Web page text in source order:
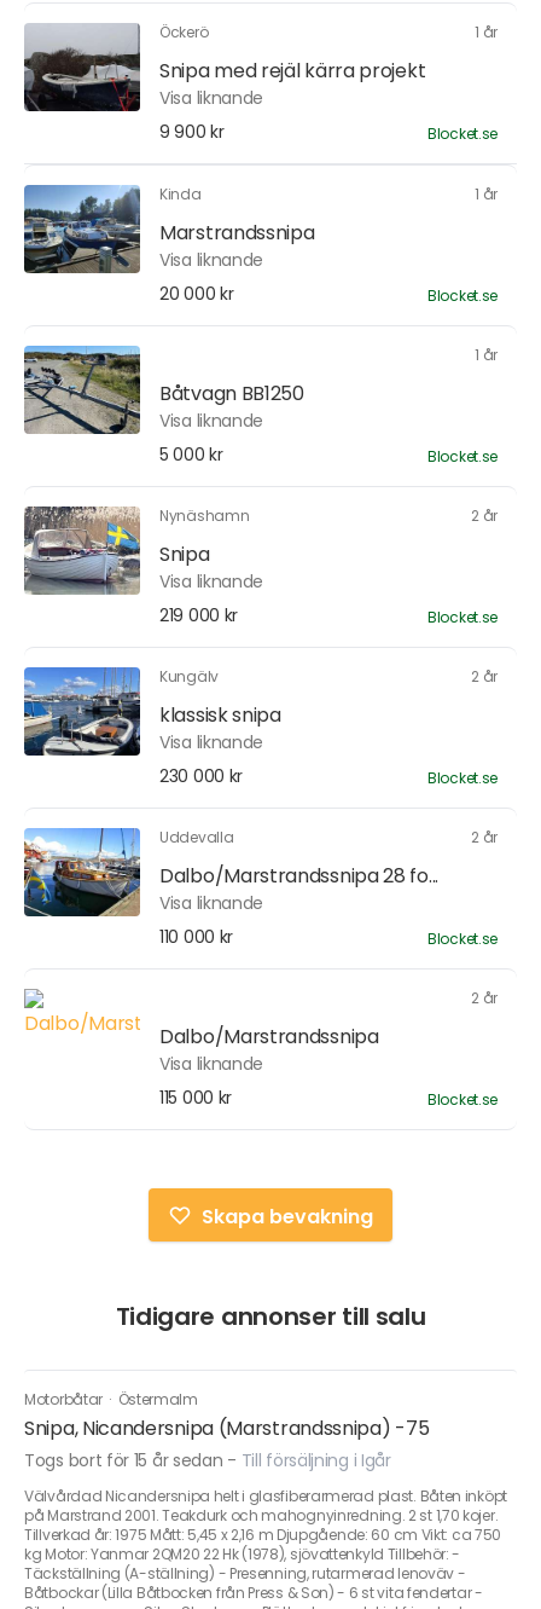
Öckerö 1 år
Snipa med rejäl kärra projekt
Visa liknande
9 900 kr
Blocket.se
Kinda 1 år
Marstrandssnipa
Visa liknande
20 000 kr
Blocket.se
1 år
Båtvagn BB1250
Visa liknande
5 000 kr
Blocket.se
Nynäshamn 2 år
Snipa
Visa liknande
219 000 kr
Blocket.se
Kungälv 2 år
klassisk snipa
Visa liknande
230 000 kr
Blocket.se
Uddevalla 2 år
Dalbo/Marstrandssnipa 28 fo...
Visa liknande
110 000 kr
Blocket.se
2 år
Dalbo/Marstrandssnipa
Visa liknande
115 000 kr
Blocket.se
Skapa bevakning
Tidigare annonser till salu
Motorbåtar · Östermalm
Snipa, Nicandersnipa (Marstrandssnipa) -75
Togs bort för 15 år sedan - Till försäljning i Igår
Välvårdad Nicandersnipa helt i glasfiberarmerad plast. Båten inköpt
på Marstrand 2001. Teakdurk och mahognyinredning. 2 st 1,70 kojer.
Tillverkad år: 1975 Mått: 5,45 x 2,16 m Djupgående: 60 cm Vikt: ca 750
kg Motor: Yanmar 2QM20 22 Hk (1978), sjövattenkyld Tillbehör: -
Täckställning (A-ställning) - Presenning, rutarmerad lenoväv -
Båtbockar (Lilla Båtbocken från Press & Son) - 6 st vita fendertar -